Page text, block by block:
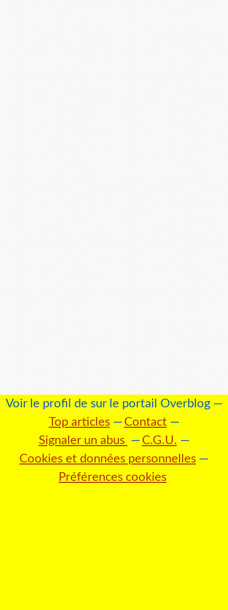
Voir le profil de sur le portail Overblog
Top articles
Contact
Signaler un abus
C.G.U.
Cookies et données personnelles
Préférences cookies